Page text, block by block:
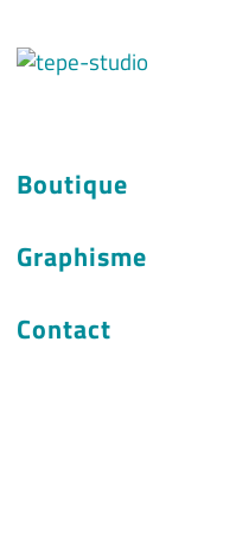
Articles 0
Boutique
Graphisme
Contact